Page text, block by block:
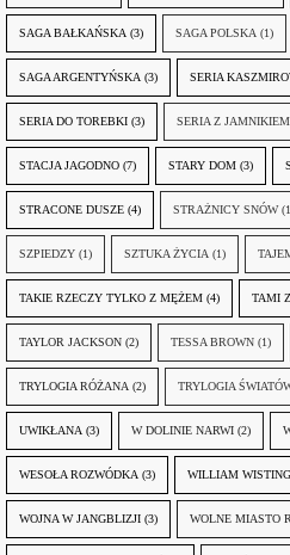
SAGA BAŁKAŃSKA (3) SAGA POLSKA (1)
SAGA ARGENTYŃSKA (3) SERIA
SERIA DO TOREBKI (3) SERIA Z JAMNIKIEM
STACJA JAGODNO (7) STARY DOM (3)
STRACONE DUSZE (4) STRAŻNICY SNÓW
SZPIEDZY (1) SZTUKA ŻYCIA (1)
TAKIE RZECZY TYLKO Z MĘŻEM (4) TAMI
TAYLOR JACKSON (2) TESSA BROWN (1)
TRYLOGIA RÓŻANA (2) TRYLOGIA
UWIKŁANA (3) W DOLINIE NARWI (2)
WESOŁA ROZWÓDKA (3) WILLIAM WISTING
WOJNA W JANGBLIZJI (3) WOLNE MIASTO